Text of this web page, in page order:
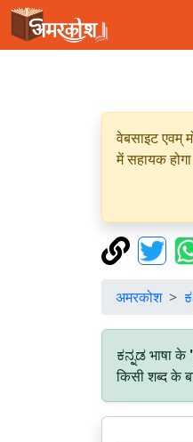
वेबसाइट एवम्
में सहायक
अमरकोश
ಕನ್ನಡ भाषा के
किसी शब्द के